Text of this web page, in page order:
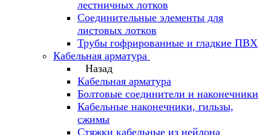
лестничных лотков
Соединительные элементы для
листовых лотков
Трубы гофрированные и гладкие ПВХ
Кабельная арматура
Назад
Кабельная арматура
Болтовые соединители и наконечники
Кабельные наконечники, гильзы,
сжимы
Стяжки кабельные из нейлона